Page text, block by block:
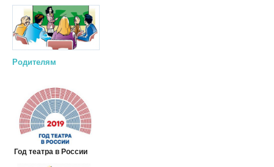
Родителям
Год театра в России